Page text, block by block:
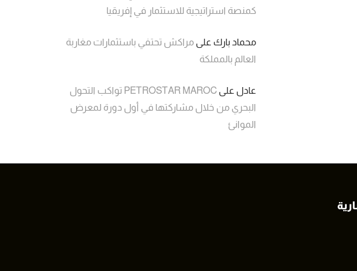
كمنصة استراتيجية للاستثمار في إفريقيا
محماد بارك على مراكش تحتفي باستثمارات مغاربة
العالم بالمملكة
عادل على
PETROSTAR MAROC تواكب التحول
البحري من خلال مشاركتها في أول دورة لمعرض
الموانئ